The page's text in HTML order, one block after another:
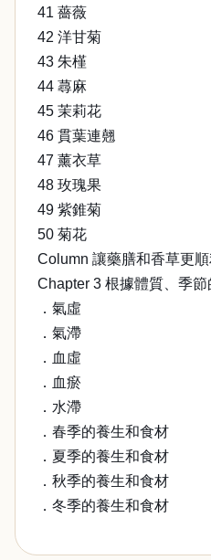
41 薔薇
42 洋甘菊
43 朱槿
44 蕁麻
45 茉莉花
46 貫葉連翹
47 薰衣草
48 玫瑰果
49 紫錐菊
50 菊花
Column 讓藥膳和香草更
Chapter 3 根據體質、季節
．氣虛
．氣滯
．血虛
．血瘀
．水滯
．春季的養生和食材
．夏季的養生和食材
．秋季的養生和食材
．冬季的養生和食材